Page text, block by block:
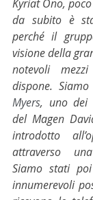
Kyriat Ono,
da subito è
perché il
visione della
notevoli
dispone.
Myers, uno dei
del Magen
introdotto
attraverso
Siamo stati
innumerevoli